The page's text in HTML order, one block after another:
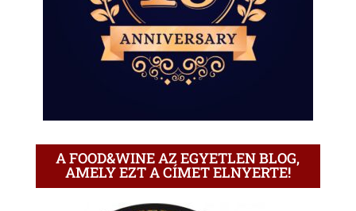
A FOOD&WINE AZ EGYETLEN BLOG,
AMELY EZT A CÍMET ELNYERTE!